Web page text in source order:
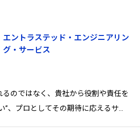
エントラステッド・エンジニアリン
グ・サービス
のではなく、貴社から役割や責任を
”、プロとしてその期待に応えるサー